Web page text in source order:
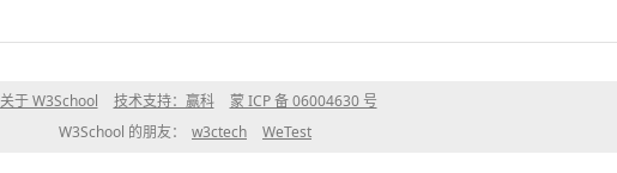
关于 W3School 技术支持：赢科
蒙 ICP 备 06004630 号
W3School 的朋友：
w3ctech WeTest